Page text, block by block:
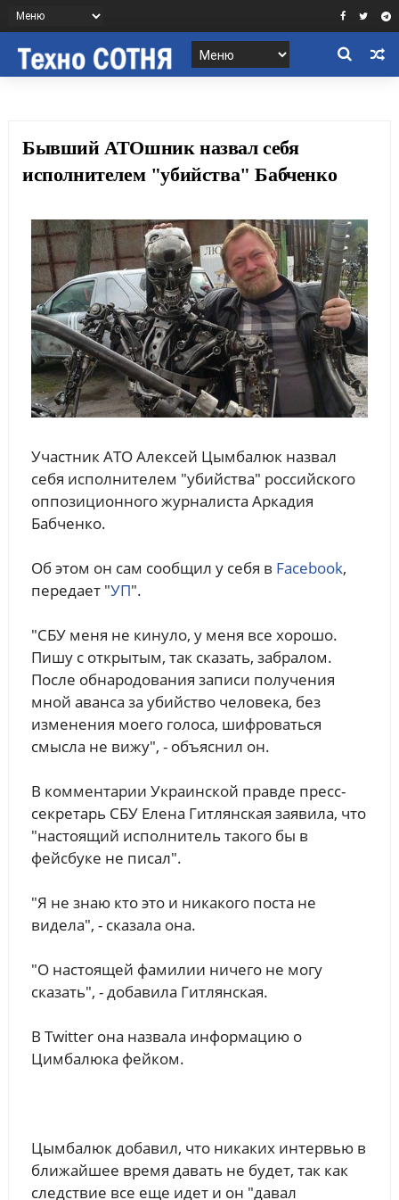
Бывший АТОшник назвал себя
исполнителем "убийства" Бабченко
Участник АТО Алексей Цымбалюк назвал
себя исполнителем "убийства" российского
оппозиционного журналиста Аркадия
Бабченко.
Об этом он сам сообщил у себя в Facebook,
передает "УП".
"СБУ меня не кинуло, у меня все хорошо.
Пишу с открытым, так сказать, забралом.
После обнародования записи получения
мной аванса за убийство человека, без
изменения моего голоса, шифроваться
смысла не вижу", - объяснил он.
В комментарии Украинской правде пресс-
секретарь СБУ Елена Гитлянская заявила, что
"настоящий исполнитель такого бы в
фейсбуке не писал".
"Я не знаю кто это и никакого поста не
видела", - сказала она.
"О настоящей фамилии ничего не могу
сказать", - добавила Гитлянская.
В Twitter она назвала информацию о
Цимбалюка фейком.
Цымбалюк добавил, что никаких интервью в
ближайшее время давать не будет, так как
следствие все еще идет и он "давал